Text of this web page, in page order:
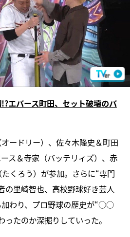
!?エバース町田、セット破壊のバ
ードリー）、佐々木隆史＆町田
ス＆寺家（バッテリィズ）、赤
くろう）が参加。さらに“専門
の里崎智也、高校野球好き芸人
加わり、プロ野球の歴史が“○○
たのか深掘りしていった。